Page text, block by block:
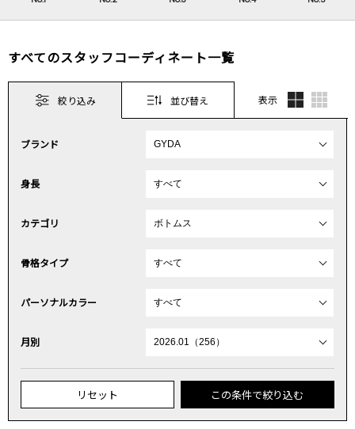
すべてのスタッフコーディネート一覧
絞り込み 並び替え 表示
ブランド
身長
カテゴリ
骨格タイプ
パーソナルカラー
月別
リセット この条件で絞り込む